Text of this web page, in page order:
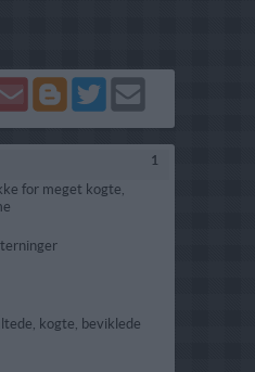
Del
på
Blogger
Del
på
Twitter
Send
1
for meget kogte,
kogte, beviklede